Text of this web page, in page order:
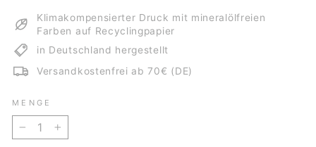
Klimakompensierter Druck mit mineralölfreien
Farben auf Recyclingpapier
in Deutschland hergestellt
Versandkostenfrei ab 70€ (DE)
MENGE